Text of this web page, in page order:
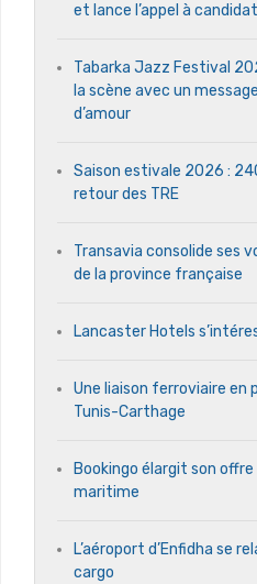
et lance l’appel à
Tabarka Jazz Festival
la scène avec un
d’amour
Saison estivale 2026 :
retour des TRE
Transavia consolide ses
de la province française
Lancaster Hotels
Une liaison ferroviaire en
Tunis-Carthage
Bookingo élargit son
maritime
L’aéroport d’Enfidha se
cargo